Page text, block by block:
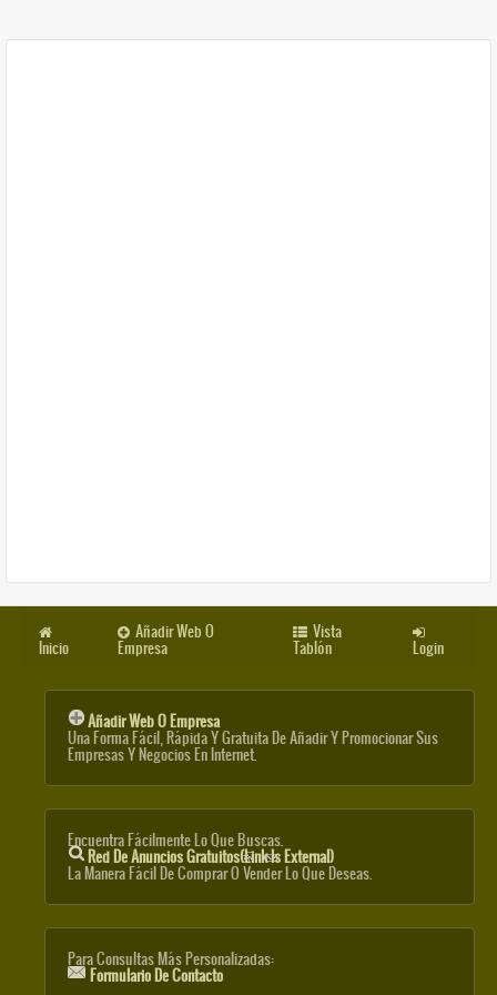
Inicio
Añadir Web O
Empresa
Vista
Tablón Login
Añadir Web O Empresa
Una Forma Fácil, Rápida Y Gratuita De Añadir Y Promocionar Sus
Empresas Y Negocios En Internet.
Encuentra Fácilmente Lo Que Buscas.
Red De Anuncios Gratuitos(link Is External)
La Manera Fácil De Comprar O Vender Lo Que Deseas.
Para Consultas Más Personalizadas:
Formulario De Contacto